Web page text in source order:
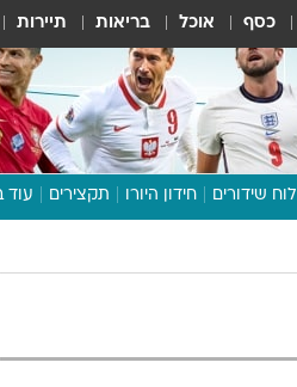
כסף אוכל בריאות תיירות
לוח שידורים חידון היורו תקצירים עוד